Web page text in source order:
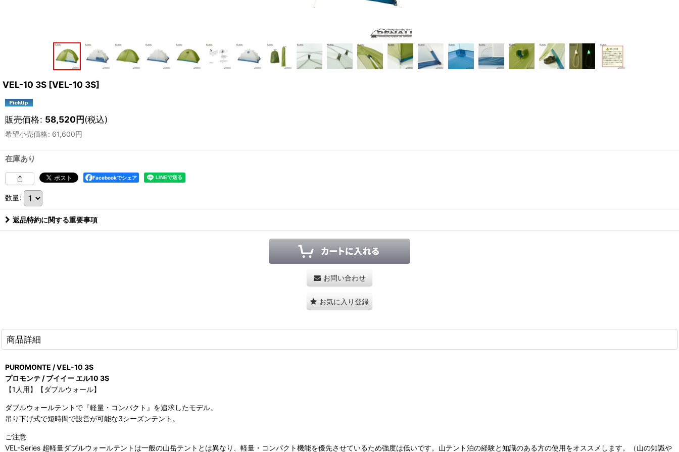
VEL-10 3S [VEL-10 3S]
販売価格: 58,520円(税込)
希望小売価格: 61,600円
在庫あり
Facebookでシェア
数量:
返品特約に関する重要事項
お問い合わせ
お気に入り登録
商品詳細
PUROMONTE / VEL-10 3S
プロモンテ / ブイイー エル10 3S
【1人用】【ダブルウォール】
ダブルウォールテントで『軽量・コンパクト』を追求したモデル。
吊り下げ式で短時間で設営が可能な3シーズンテント。
ご注意
VEL-Series 超軽量ダブルウォールテントは一般の山岳テントとは異なり、軽量・コンパクト機能を優先させているため強度は低いです。山テント泊の経験と知識のある方の使用をオススメします。（山の知識や